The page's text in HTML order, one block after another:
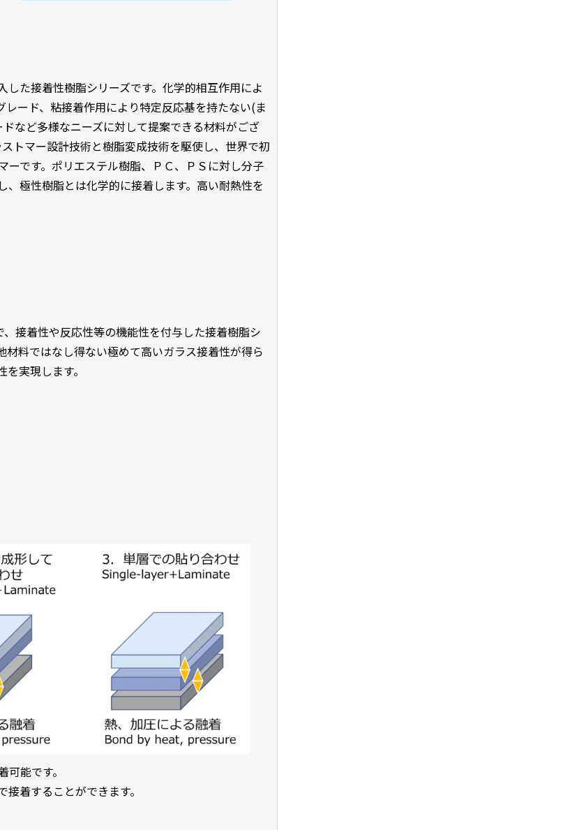
た接着性樹脂シリーズです。化学的相互作用によ
ード、粘接着作用により特定反応基を持たない(ま
など多様なニーズに対して提案できる材料がござ
トマー設計技術と樹脂変成技術を駆使し、世界で初
です。ポリエステル樹脂、ＰＣ、ＰＳに対し分子
極性樹脂とは化学的に接着します。高い耐熱性を
接着性や反応性等の機能性を付与した接着樹脂シ
料ではなし得ない極めて高いガラス接着性が得ら
実現します。
能です。
着することができます。